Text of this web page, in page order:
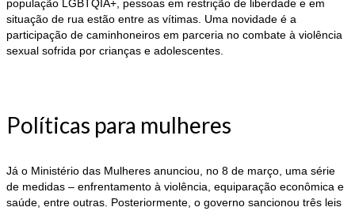
população LGBTQIA+, pessoas em restrição de liberdade e em
situação de rua estão entre as vítimas. Uma novidade é a
participação de caminhoneiros em parceria no combate à violência
sexual sofrida por crianças e adolescentes.
Políticas para mulheres
Já o Ministério das Mulheres anunciou, no 8 de março, uma série
de medidas – enfrentamento à violência, equiparação econômica e
saúde, entre outras. Posteriormente, o governo sancionou três leis